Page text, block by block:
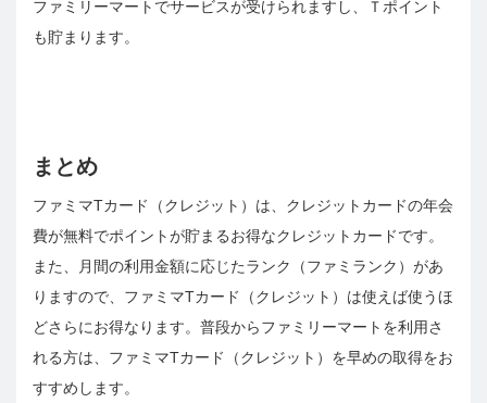
ファミリーマートでサービスが受けられますし、Ｔポイント
も貯まります。
まとめ
ファミマTカード（クレジット）は、クレジットカードの年会
費が無料でポイントが貯まるお得なクレジットカードです。
また、月間の利用金額に応じたランク（ファミランク）があ
りますので、ファミマTカード（クレジット）は使えば使うほ
どさらにお得なります。普段からファミリーマートを利用さ
れる方は、ファミマTカード（クレジット）を早めの取得をお
すすめします。